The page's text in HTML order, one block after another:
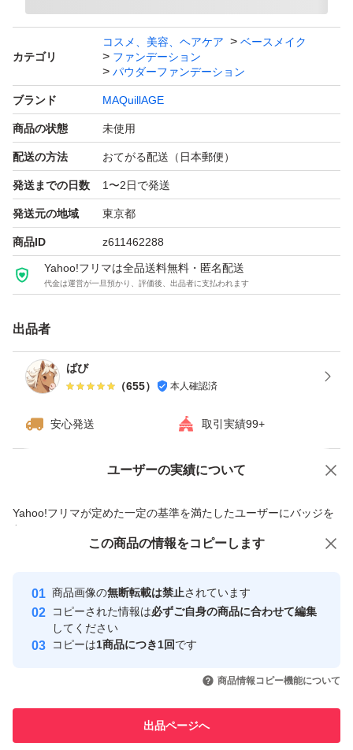
カテゴリ
コスメ、美容、ヘアケア
ベースメイク
ファンデーション
パウダーファンデーション
ブランド MAQuillAGE
商品の状態 未使用
配送の方法 おてがる配送（日本郵便）
発送までの日数 1〜2日で発送
発送元の地域 東京都
商品ID z611462288
Yahoo!フリマは全品送料無料・匿名配送
代金は運営が一旦預かり、評価後、出品者に支払われます
出品者
ばび
（655） 本人確認済
安心発送 取引実績99+
ユーザーの実績について
Yahoo!フリマが定めた一定の基準を満たしたユーザーにバッジを
付与しています
安心取引出品者
心・安全なユーザーです
取引実績
引を完了させた実績があります
での取引実績があります
価格の相談 商品への質問
この商品の情報をコピーします
商品画像の無断転載は禁止されています
コピーされた情報は必ずご自身の商品に合わせて編集
してください
コピーは1商品につき1回です
商品情報コピー機能について
出品ページへ
この商品をみている人にオススメ